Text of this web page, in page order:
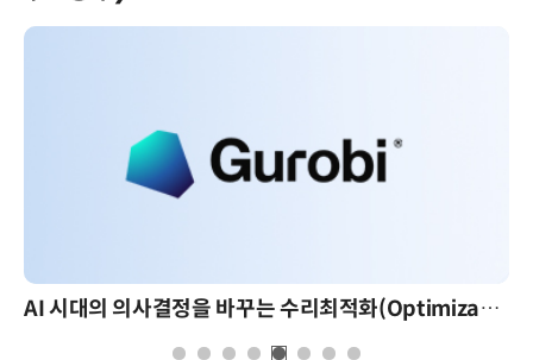
AI 시대의 의사결정을 바꾸는 수리최적화(Optimization): 실제 산업 적용 사례와 활용 전략